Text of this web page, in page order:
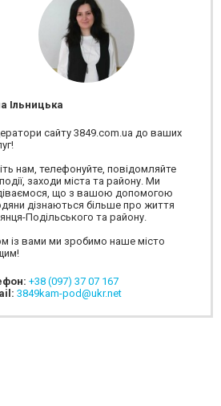
Ільницька
сайту 3849.com.ua до ваших
нам, телефонуйте, повідомляйте
заходи міста та району. Ми
що з вашою допомогою
дізнаються більше про життя
Подільського та району.
із вами ми зробимо наше місто
+38 (097) 37 07 167
3849kam-pod@ukr.net